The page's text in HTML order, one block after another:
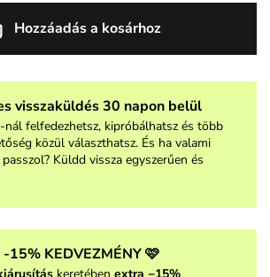
Hozzáadás a kosárhoz
visszaküldés 30 napon belül
felfedezhetsz, kipróbálhatsz és több
közül választhatsz. És ha valami
Küldd vissza egyszerűen és
-15% KEDVEZMÉNY 🩷